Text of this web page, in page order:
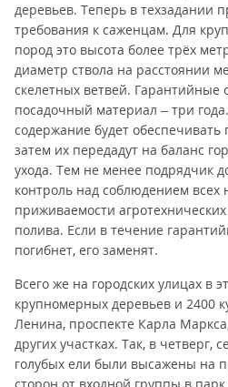
деревьев. Теперь в техзадании
требования к саженцам. Для
пород это высота более трёх
диаметр ствола на расстоянии
скелетных ветвей. Гарантийные
посадочный материал – три
содержание будет
затем их передадут на баланс
ухода. Тем не менее подрядчик
контроль над соблюдением всех
приживаемости
полива. Если в течение
погибнет, его заменят.
Всего же на городских улицах в
крупномерных деревьев и 2400
Ленина, проспекте Карла
других участках. Так, в четверг,
голубых ели были высажены на